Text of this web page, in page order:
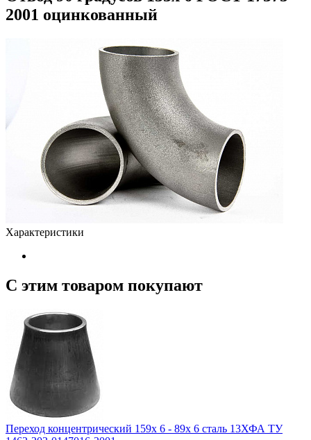
2001 оцинкованный
Характеристики
С этим товаром покупают
Переход концентрический 159х 6 - 89х 6 сталь 13ХФА ТУ